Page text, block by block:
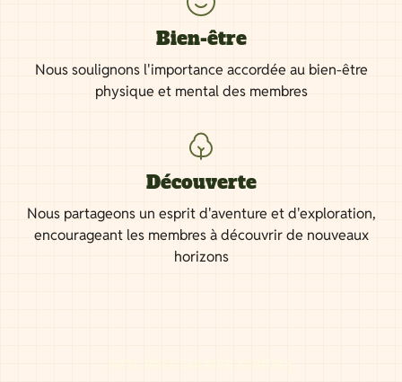
Bien-être
Nous soulignons l'importance accordée au bien-être
physique et mental des membres
Découverte
Nous partageons un esprit d'aventure et d'exploration,
encourageant les membres à découvrir de nouveaux
horizons